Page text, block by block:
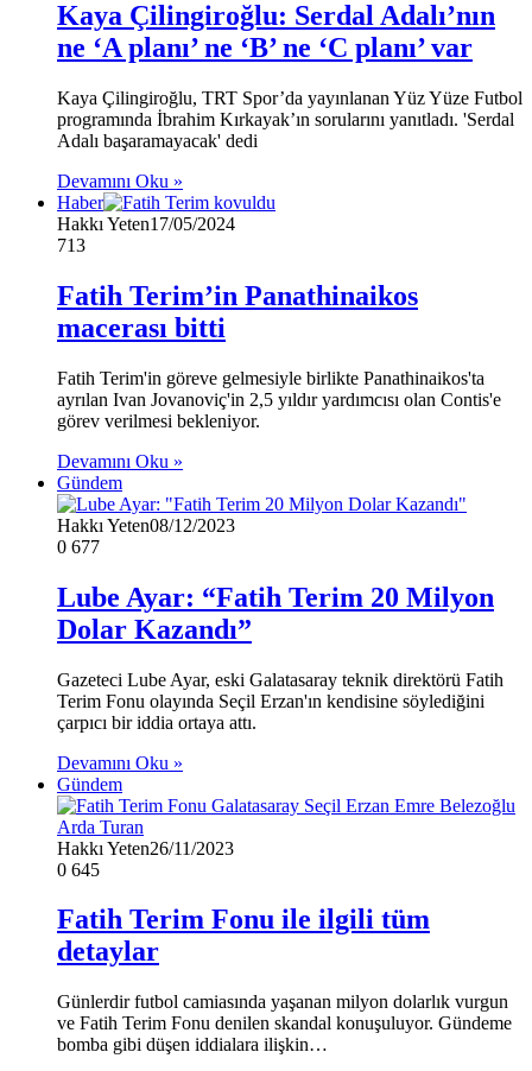
Kaya Çilingiroğlu: Serdal Adalı’nın
ne ‘A planı’ ne ‘B’ ne ‘C planı’ var
Kaya Çilingiroğlu, TRT Spor’da yayınlanan Yüz Yüze Futbol
programında İbrahim Kırkayak’ın sorularını yanıtladı. 'Serdal
Adalı başaramayacak' dedi
Devamını Oku »
Haber
Hakkı Yeten17/05/2024
713
Fatih Terim’in Panathinaikos
macerası bitti
Fatih Terim'in göreve gelmesiyle birlikte Panathinaikos'ta
ayrılan Ivan Jovanoviç'in 2,5 yıldır yardımcısı olan Contis'e
görev verilmesi bekleniyor.
Devamını Oku »
Gündem
Hakkı Yeten08/12/2023
0 677
Lube Ayar: “Fatih Terim 20 Milyon
Dolar Kazandı”
Gazeteci Lube Ayar, eski Galatasaray teknik direktörü Fatih
Terim Fonu olayında Seçil Erzan'ın kendisine söylediğini
çarpıcı bir iddia ortaya attı.
Devamını Oku »
Gündem
Hakkı Yeten26/11/2023
0 645
Fatih Terim Fonu ile ilgili tüm
detaylar
Günlerdir futbol camiasında yaşanan milyon dolarlık vurgun
ve Fatih Terim Fonu denilen skandal konuşuluyor. Gündeme
bomba gibi düşen iddialara ilişkin…